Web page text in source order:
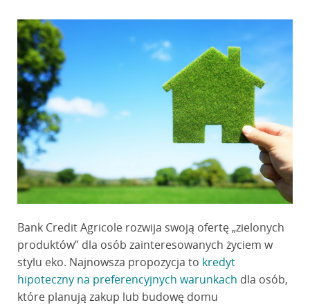
Bank Credit Agricole rozwija swoją ofertę „zielonych
produktów” dla osób zainteresowanych życiem w
stylu eko. Najnowsza propozycja to kredyt
hipoteczny na preferencyjnych warunkach dla osób,
które planują zakup lub budowę domu